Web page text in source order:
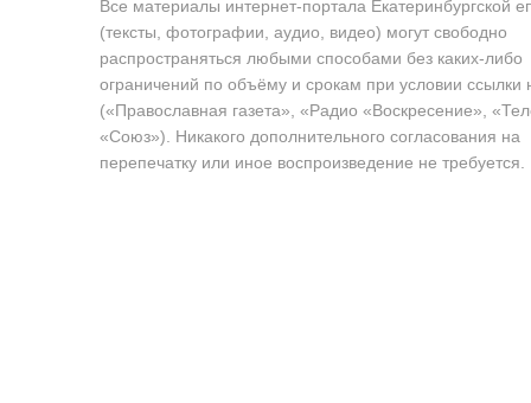
Все материалы интернет-портала Екатеринбургской
(тексты, фотографии, аудио, видео) могут свободно
распространяться любыми способами без каких-либо
ограничений по объёму и срокам при условии ссылки
(«Православная газета», «Радио «Воскресение»,
«Союз»). Никакого дополнительного согласования на
перепечатку или иное воспроизведение не требуется.